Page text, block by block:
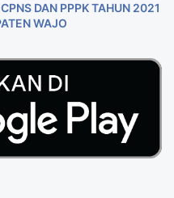
DAN PPPK TAHUN 2021
WAJO